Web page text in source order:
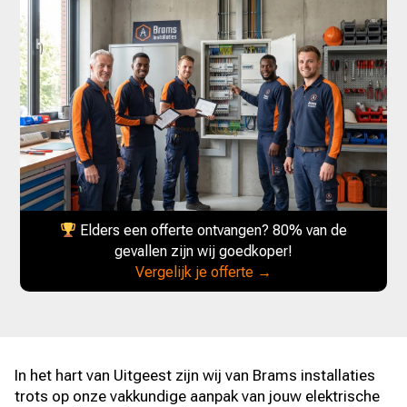
Elders een offerte ontvangen? 80% van de
gevallen zijn wij goedkoper!
Vergelijk je offerte →
In het hart van Uitgeest zijn wij van Brams installaties
trots op onze vakkundige aanpak van jouw elektrische